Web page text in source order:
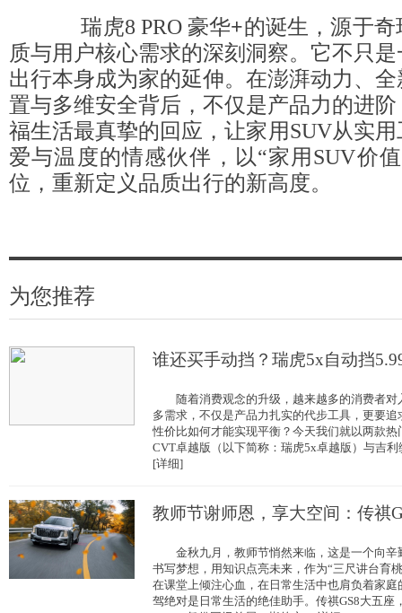
瑞虎8 PRO 豪华+的诞生，源于
质与用户核心需求的深刻洞察。它不只
出行本身成为家的延伸。在澎湃动力、
置与多维安全背后，不仅是产品力的进
福生活最真挚的回应，让家用SUV从实
爱与温度的情感伙伴，以“家用SUV价
位，重新定义品质出行的新高度。
为您推荐
谁还买手动挡？瑞虎5x自动挡
随着消费观念的升级，越来越多的消费者对
多需求，不仅是产品力扎实的代步工具，更要
性价比如何才能实现平衡？今天我们就以两款热
CVT卓越版（以下简称：瑞虎5x卓越版）与吉利
[详细]
教师节谢师恩，享大空间：传祺
金秋九月，教师节悄然来临，这是一个向辛
书写梦想，用知识点亮未来，作为“三尺讲台育
在课堂上倾注心血，在日常生活中也肩负着家
驾绝对是日常生活的绝佳助手。传祺GS8大五座